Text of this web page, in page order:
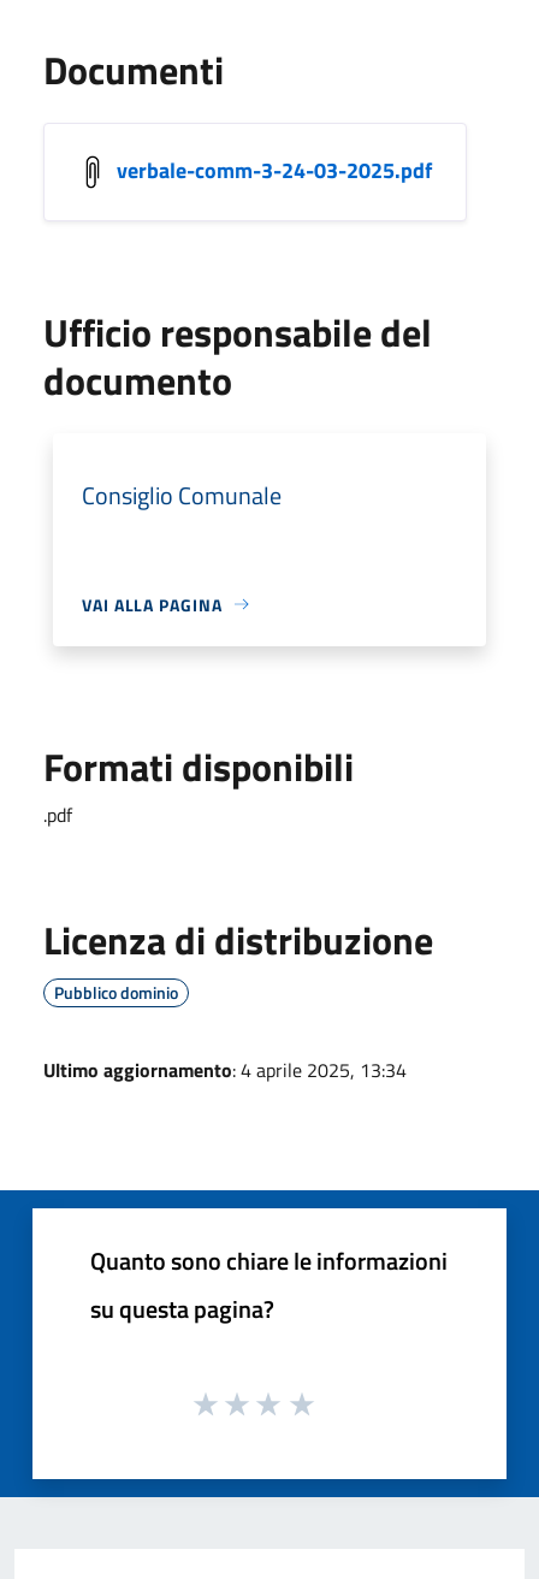
Documenti
verbale-comm-3-24-03-2025.pdf
Ufficio responsabile del
documento
Consiglio Comunale
VAI ALLA PAGINA
Formati disponibili
.pdf
Licenza di distribuzione
Pubblico dominio
Ultimo aggiornamento: 4 aprile 2025, 13:34
Quanto sono chiare le informazioni
su questa pagina?